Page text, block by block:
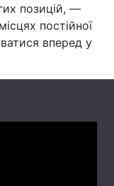
позицій, —
постійної
вперед у